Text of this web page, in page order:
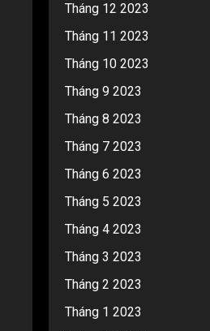
Tháng 12 2023
Tháng 11 2023
Tháng 10 2023
Tháng 9 2023
Tháng 8 2023
Tháng 7 2023
Tháng 6 2023
Tháng 5 2023
Tháng 4 2023
Tháng 3 2023
Tháng 2 2023
Tháng 1 2023